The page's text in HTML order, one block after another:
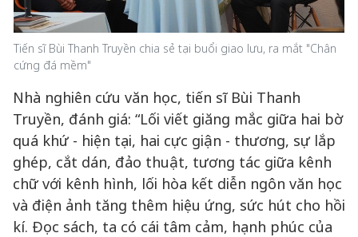
Tiến sĩ Bùi Thanh Truyền chia sẻ tại buổi giao lưu, ra mắt "Chân
cứng đá mềm"
Nhà nghiên cứu văn học, tiến sĩ Bùi Thanh
Truyền, đánh giá: “Lối viết giăng mắc giữa hai bờ
quá khứ - hiện tại, hai cực giận - thương, sự lắp
ghép, cắt dán, đảo thuật, tương tác giữa kênh
chữ với kênh hình, lối hòa kết diễn ngôn văn học
và điện ảnh tăng thêm hiệu ứng, sức hút cho hồi
kí. Đọc sách, ta có cái tâm cảm, hạnh phúc của